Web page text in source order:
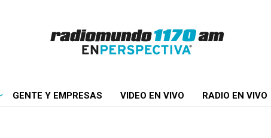
GENTE Y EMPRESAS VIDEO EN VIVO RADIO EN VIVO